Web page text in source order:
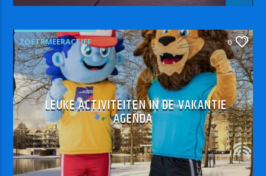
ZOETRMEERACTIEF 0
LEUKE ACTIVITEITEN IN DE VAKANTIE
AGENDA